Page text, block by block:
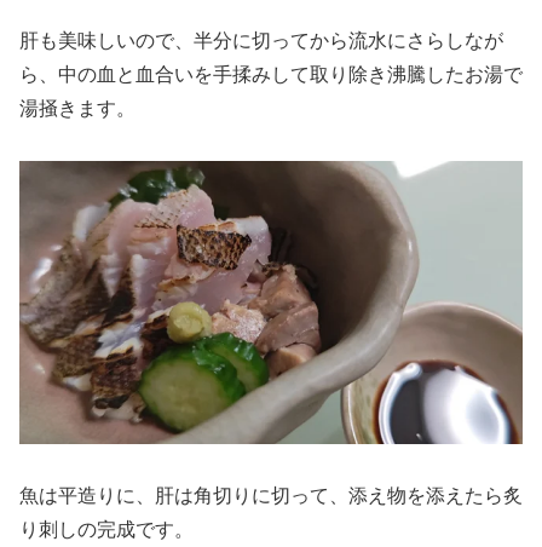
肝も美味しいので、半分に切ってから流水にさらしなが
ら、中の血と血合いを手揉みして取り除き沸騰したお湯で
湯掻きます。
魚は平造りに、肝は角切りに切って、添え物を添えたら炙
り刺しの完成です。